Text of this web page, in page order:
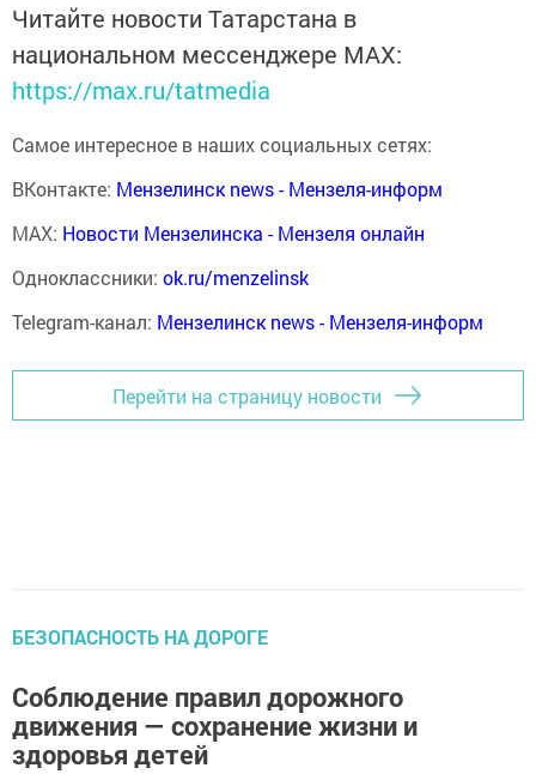
Читайте новости Татарстана в
национальном мессенджере MАХ:
https://max.ru/tatmedia
Самое интересное в наших социальных сетях:
ВКонтакте: Мензелинск news - Мензеля-информ
MAX: Новости Мензелинска - Мензеля онлайн
Одноклассники: ok.ru/menzelinsk
Telegram-канал: Мензелинск news - Мензеля-информ
Перейти на страницу новости
БЕЗОПАСНОСТЬ НА ДОРОГЕ
Соблюдение правил дорожного
движения — сохранение жизни и
здоровья детей